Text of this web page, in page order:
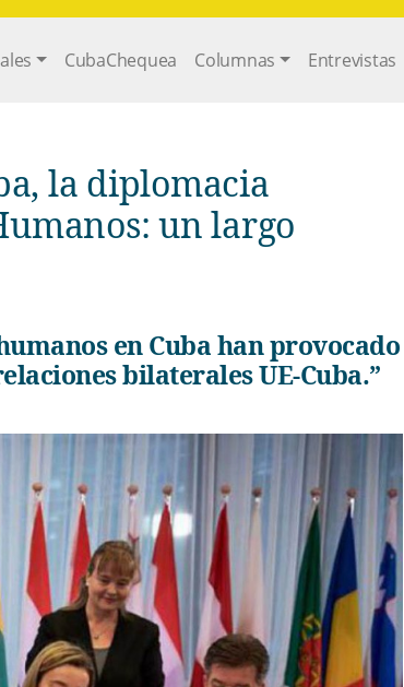
CubaChequea Columnas Entrevistas
la diplomacia
un largo
bilaterales UE-Cuba.”